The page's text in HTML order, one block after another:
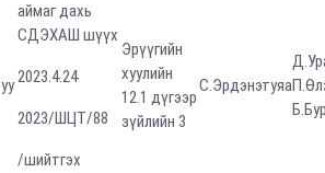
аймаг дахь
СДЭХАШ шүүх
2023.4.24
2023/ШЦТ/88
/шийтгэх
Эрүүгийн
хуулийн
12.1 дүгээр
зүйлийн 3
С.Эрдэнэтуяа